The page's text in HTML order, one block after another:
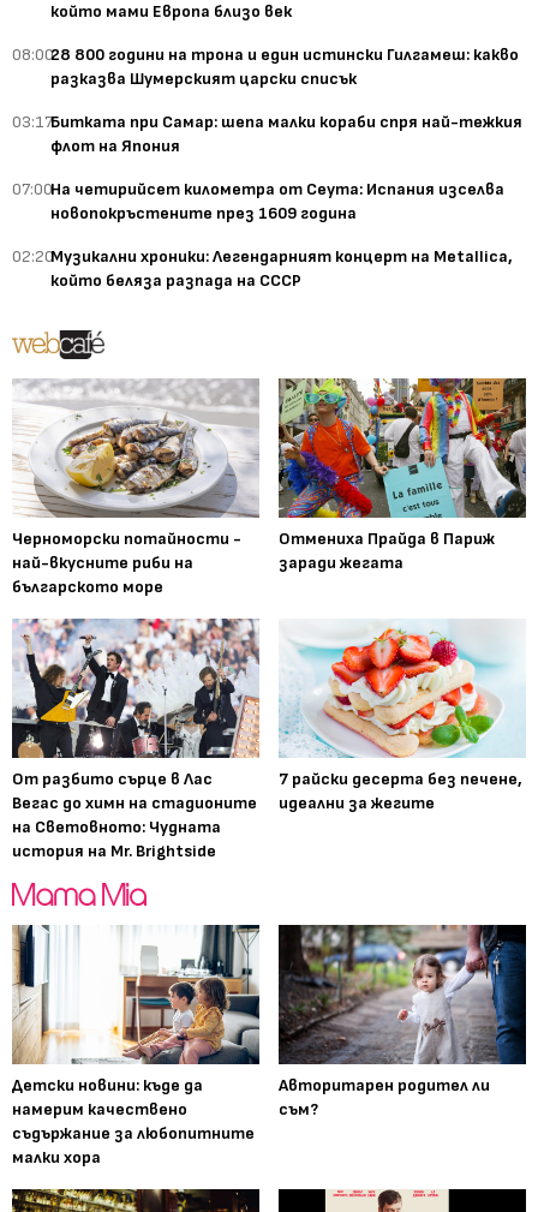
който мами Европа близо век
08:0028 800 години на трона и един истински Гилгамеш: какво
разказва Шумерският царски списък
03:17Битката при Самар: шепа малки кораби спря най-тежкия
флот на Япония
07:00На четирийсет километра от Сеута: Испания изселва
новопокръстените през 1609 година
02:20Музикални хроники: Легендарният концерт на Metallica,
който беляза разпада на СССР
Черноморски потайности -
най-вкусните риби на
българското море
Отмениха Прайда в Париж
заради жегата
От разбито сърце в Лас
Вегас до химн на стадионите
на Световното: Чудната
история на Mr. Brightside
7 райски десерта без печене,
идеални за жегите
Детски новини: къде да
намерим качествено
съдържание за любопитните
малки хора
Авторитарен родител ли
съм?